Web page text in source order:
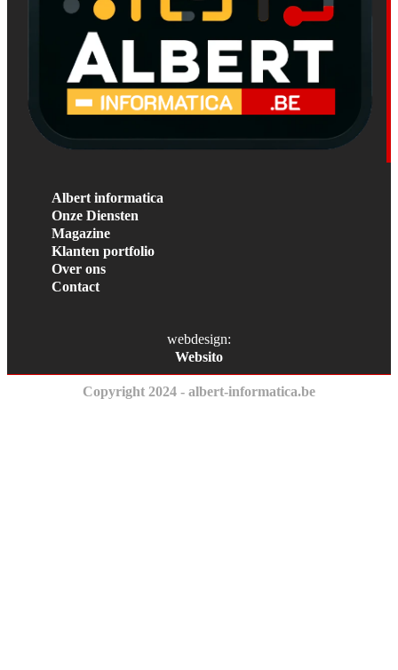
Albert informatica
Onze Diensten
Magazine
Klanten portfolio
Over ons
Contact
webdesign:
Websito
Copyright 2024 - albert-informatica.be